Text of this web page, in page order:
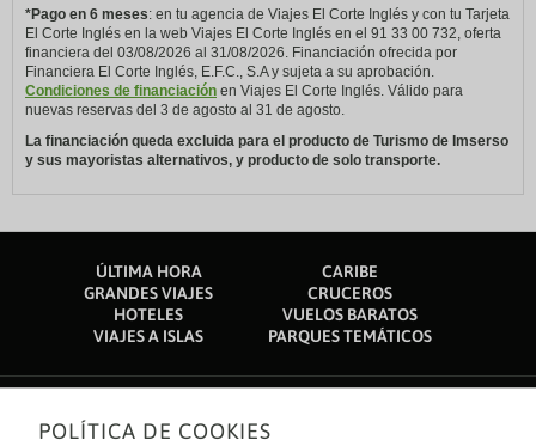
*Pago en 6 meses: en tu agencia de Viajes El Corte Inglés y con tu Tarjeta
El Corte Inglés en la web Viajes El Corte Inglés en el 91 33 00 732, oferta
financiera del 03/08/2026 al 31/08/2026. Financiación ofrecida por
Financiera El Corte Inglés, E.F.C., S.A y sujeta a su aprobación.
Condiciones de financiación en Viajes El Corte Inglés. Válido para
nuevas reservas del 3 de agosto al 31 de agosto.
La financiación queda excluida para el producto de Turismo de Imserso
y sus mayoristas alternativos, y producto de solo transporte.
ÚLTIMA HORA
CARIBE
GRANDES VIAJES
CRUCEROS
HOTELES
VUELOS BARATOS
VIAJES A ISLAS
PARQUES TEMÁTICOS
POLÍTICA DE COOKIES